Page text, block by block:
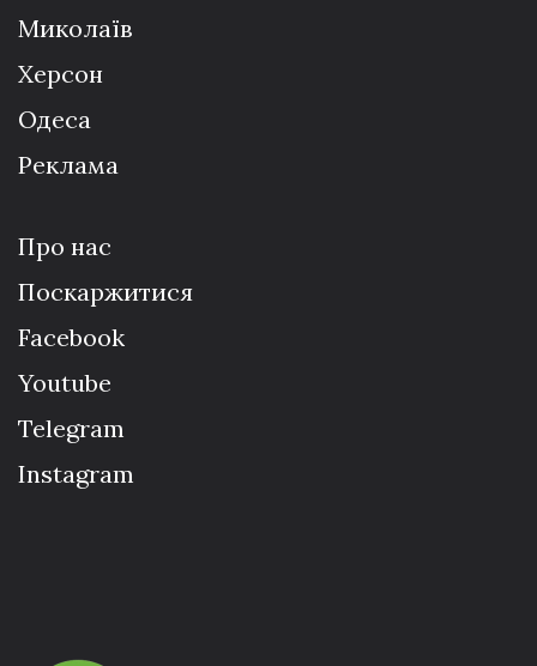
Миколаїв
Херсон
Одеса
Реклама
Про нас
Поскаржитися
Facebook
Youtube
Telegram
Instagram